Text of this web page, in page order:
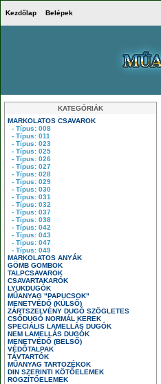
Kezdőlap Belépek
KATEGÓRIÁK
MARKOLATOS CSAVAROK
- Típus: 008
- Típus: 011
- Típus: 023
- Típus: 025
- Típus: 026
- Típus: 027
- Típus: 028
- Típus: 029
- Típus: 030
- Típus: 031
- Típus: 032
- Típus: 037
- Típus: 038
- Típus: 042
- Típus: 043
- Típus: 047
- Típus: 049
MARKOLATOS ANYÁK
GÖMB GOMBOK
TALPCSAVAROK
CSAVARTAKARÓK
LYUKDUGÓK
MŰANYAG "PAPUCSOK"
MENETVÉDŐ (KÜLSŐ)
ZÁRTSZELVÉNY DUGÓ SZÖGLETES
CSŐDUGÓ NORMÁL KEREK
SPECIÁLIS LAMELLÁS DUGÓK
NEM LAMELLÁS DUGÓK
MENETVÉDŐ (BELSŐ)
VÉDŐTALPAK
TÁVTARTÓK
MŰANYAG TARTOZÉKOK
DIN SZERINTI KÖTŐELEMEK
RÖGZÍTŐELEMEK